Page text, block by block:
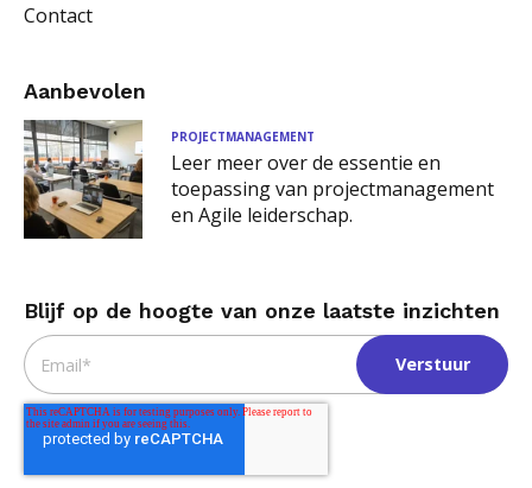
Contact
Aanbevolen
PROJECTMANAGEMENT
Leer meer over de essentie en
toepassing van projectmanagement
en Agile leiderschap.
Blijf op de hoogte van onze laatste inzichten
Email*